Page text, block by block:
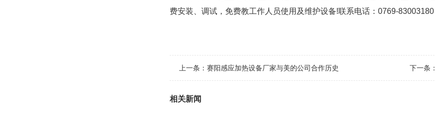
费安装、调试，免费教工作人员使用及维护设备!联系电话：0769-83003180
上一条： 赛阳感应加热设备厂家与美的公司合作历史 下一条：
相关新闻